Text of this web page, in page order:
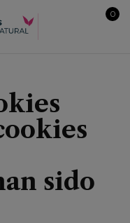
0
sido